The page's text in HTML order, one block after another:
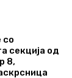
со
секција од
8,